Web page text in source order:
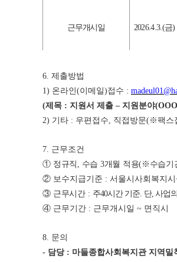
근무개시일 2026.4.3.(금)
6. 제출방법
1) 온라인(이메일)접수 :
(제목 : 지원서 제출 – 지원분야(OOO
2) 기타 : 우편접수, 직접방문(※팩스
7. 근무조건
① 정규직 , 수습 3개월 적용(※ 수습기
② 보수지급기준 : 서울시사회복지
③ 근무시간 : 주40시간 기준. 단, 사업
④ 근무기간 : 근무개시일 ~ 면직시
8. 문의
- 담당 : 마들종합사회복지관 지역밀